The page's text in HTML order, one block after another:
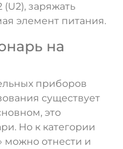
(U2), заряжать
элемент питания.
на
приборов
существует
это
Но к категории
можно отнести и